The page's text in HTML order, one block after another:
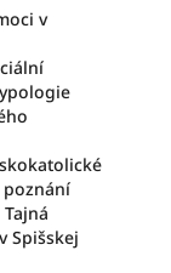
v
Spišskej